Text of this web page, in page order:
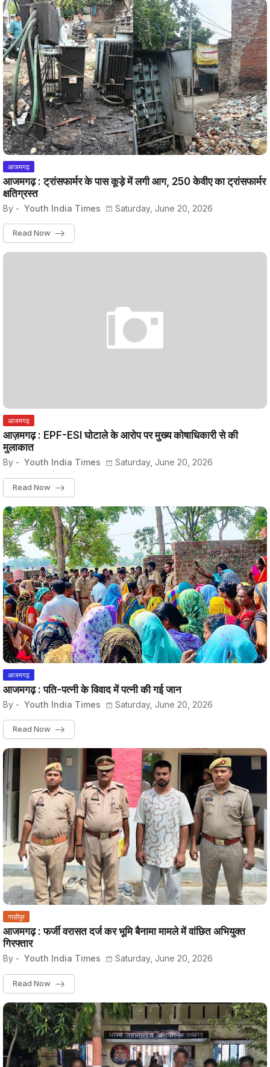
आजमगढ़
आजमगढ़ : ट्रांसफार्मर के पास कूड़े में लगी आग, 250 केवीए का ट्रांसफार्मर
क्षतिग्रस्त
By - Youth India Times Saturday, June 20, 2026
Read Now
आजमगढ़
आज़मगढ़ : EPF-ESI घोटाले के आरोप पर मुख्य कोषाधिकारी से की
मुलाकात
By - Youth India Times Saturday, June 20, 2026
Read Now
आजमगढ़
आजमगढ़ : पति-पत्नी के विवाद में पत्नी की गई जान
By - Youth India Times Saturday, June 20, 2026
Read Now
गाज़ीपुर
आजमगढ़ : फर्जी वरासत दर्ज कर भूमि बैनामा मामले में वांछित अभियुक्त
गिरफ्तार
By - Youth India Times Saturday, June 20, 2026
Read Now